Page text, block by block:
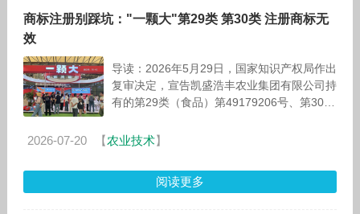
商标注册别踩坑："一颗大"第29类 第30类 注册商标无
效
导读：2026年5月29日，国家知识产权局作出
复审决定，宣告凯盛浩丰农业集团有限公司持
有的第29类（食品）第49179206号、第30类
效。此前国
2026-07-20 【农业技术】
阅读更多